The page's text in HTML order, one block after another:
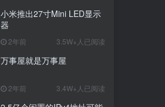
小米推出27寸Mini LED显示
器
2年前 3.5W+人已阅读
万事屋就是万事屋
2年前 3.4W+人已阅读